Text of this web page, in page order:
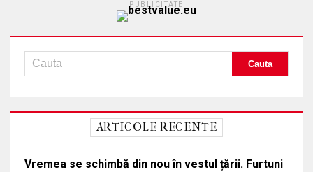
PUBLICITATE
ARTICOLE RECENTE
Vremea se schimbă din nou în vestul țării. Furtuni